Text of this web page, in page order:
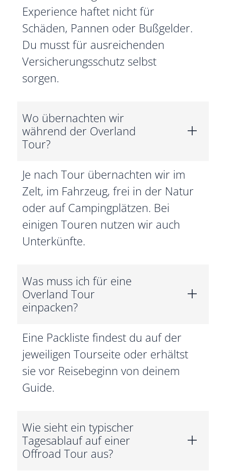
Experience haftet nicht für
Schäden, Pannen oder Bußgelder.
Du musst für ausreichenden
Versicherungsschutz selbst
sorgen.
Wo übernachten wir
während der Overland
Tour?
Je nach Tour übernachten wir im
Zelt, im Fahrzeug, frei in der Natur
oder auf Campingplätzen. Bei
einigen Touren nutzen wir auch
Unterkünfte.
Was muss ich für eine
Overland Tour
einpacken?
Eine Packliste findest du auf der
jeweiligen Tourseite oder erhältst
sie vor Reisebeginn von deinem
Guide.
Wie sieht ein typischer
Tagesablauf auf einer
Offroad Tour aus?